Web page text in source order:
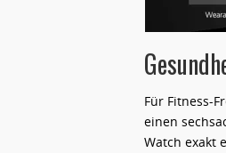
Für Fitness-
einen
Watch exakt